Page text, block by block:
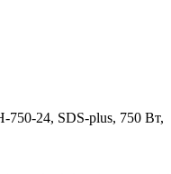
750-24, SDS-plus, 750 Вт,